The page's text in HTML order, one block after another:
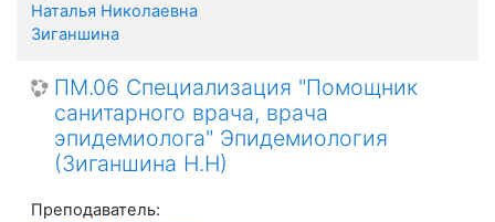
Наталья Николаевна
Зиганшина
ПМ.06 Специализация "Помощник
санитарного врача, врача
эпидемиолога" Эпидемиология
(Зиганшина Н.Н)
Преподаватель: